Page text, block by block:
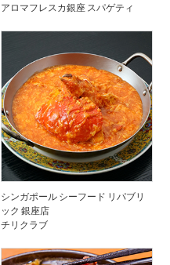
アロマフレスカ銀座 スパゲティ
シンガポール シーフード リパブリ
ック 銀座店
チリクラブ